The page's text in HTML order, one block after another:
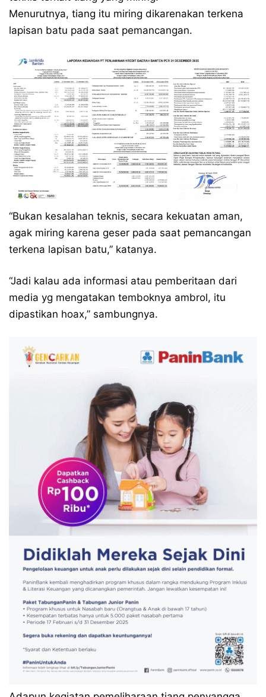
Menurutnya, tiang itu miring dikarenakan terkena
lapisan batu pada saat pemancangan.
“Bukan kesalahan teknis, secara kekuatan aman,
agak miring karena geser pada saat pemancangan
terkena lapisan batu,” katanya.
“Jadi kalau ada informasi atau pemberitaan dari
media yg mengatakan temboknya ambrol, itu
dipastikan hoax,” sambungnya.